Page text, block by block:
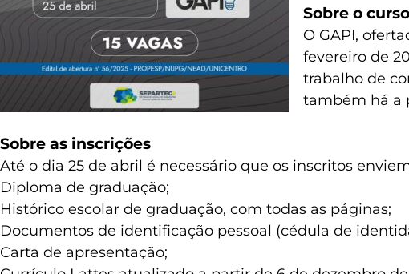
Sobre o curso
O GAPI,
fevereiro de
trabalho de
também há a
Sobre as inscrições
Até o dia 25 de abril é necessário que os inscritos
Diploma de graduação;
Histórico escolar de graduação, com todas as páginas;
Documentos de identificação pessoal (cédula de
Carta de apresentação;